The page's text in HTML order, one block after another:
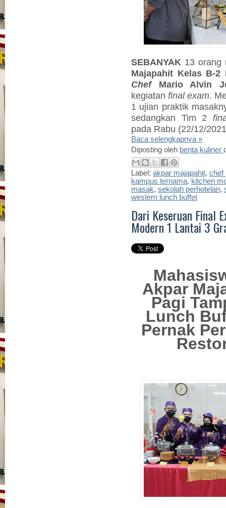
SEBANYAK 13 orang
Majapahit Kelas B-2
ChefMario Alvin
kegiatan final exam.
1 ujian praktik
sedangkan Tim 2
pada Rabu (22/12/
Baca selengkapnya »
Diposting oleh berita kuliner
Label: akpar majapahit, chef
kampus ternama, kitchen
masak, sekolah perhotelan,
western lunch buffet
Dari Keseruan Final
Modern 1 Lantai 3
Akpar
Pagi
Lunch
Pernak